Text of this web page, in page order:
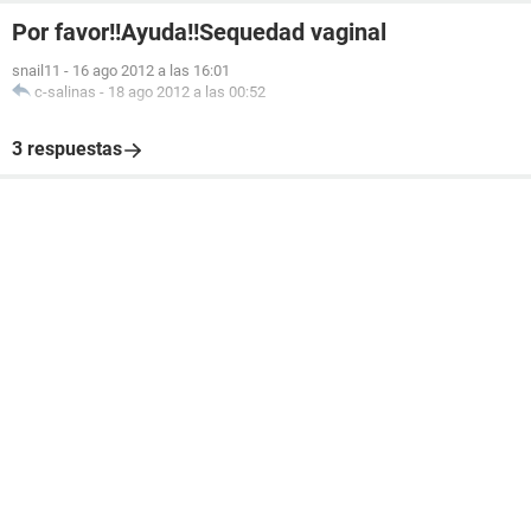
Por favor!!Ayuda!!Sequedad vaginal
snail11 - 16 ago 2012 a las 16:01
c-salinas - 18 ago 2012 a las 00:52
3 respuestas